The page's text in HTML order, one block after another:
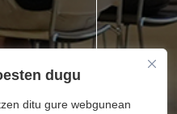
dugu
ditu gure webgunean